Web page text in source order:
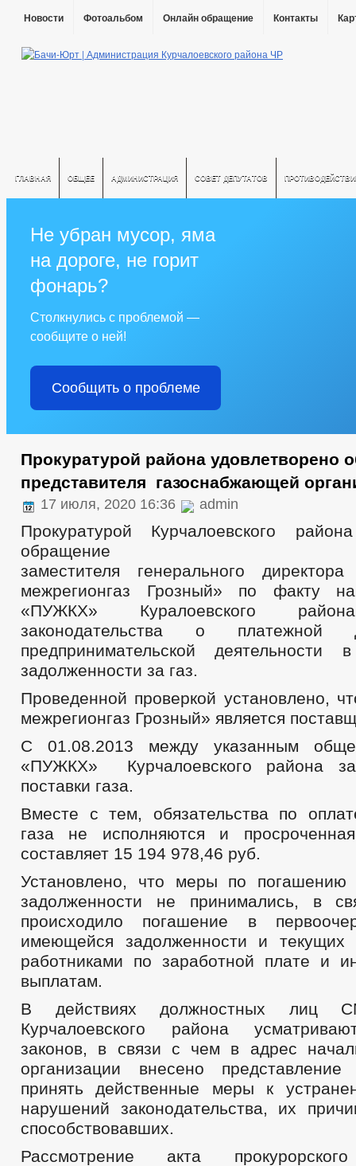
Новости Фотоальбом Онлайн обращение Контакты
ГЛАВНАЯ ОБЩЕЕ АДМИНИСТРАЦИЯ СОВЕТ ДЕПУТАТОВ
Не убран мусор, яма
на дороге, не горит
фонарь?
Столкнулись с проблемой —
сообщите о ней!
Сообщить о проблеме
Прокуратурой района удовлетворено
представителя газоснабжающей
17 июля, 2020 16:36 admin
Прокуратурой Курчалоевского
обращение
заместителя генерального
межрегионгаз Грозный» по факту
«ПУЖКХ» Куралоевского
законодательства о платежной
предпринимательской
задолженности за газ.
Проведенной проверкой установлено,
межрегионгаз Грозный» является
С 01.08.2013 между указанным
«ПУЖКХ» Курчалоевского района
поставки газа.
Вместе с тем, обязательства по
газа не исполняются и
составляет 15 194 978,46 руб.
Установлено, что меры по погашению
задолженности не принимались, в
происходило погашение в
имеющейся задолженности и текущих
работниками по заработной плате и
выплатам.
В действиях должностных лиц
Курчалоевского района
законов, в связи с чем в адрес
организации внесено
принять действенные меры к
нарушений законодательства, их
способствовавших.
Рассмотрение акта